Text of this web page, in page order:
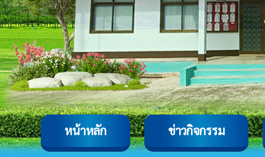
หน้าหลัก ข่าวกิจกรรม